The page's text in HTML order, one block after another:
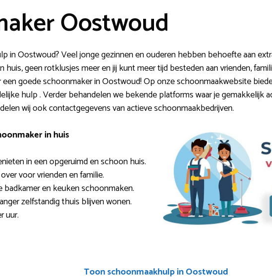
Oostwoud
in Oostwoud? Veel jonge gezinnen en ouderen hebben behoefte aan
geen rotklusjes meer en jij kunt meer tijd besteden aan vrienden,
goede schoonmaker in Oostwoud! Op onze schoonmaakwebsite
hulp . Verder behandelen we bekende platforms waar je gemakkelijk
wij ook contactgegevens van actieve schoonmaakbedrijven.
in huis
in een opgeruimd en schoon huis.
voor vrienden en familie.
en keuken schoonmaken.
zelfstandig thuis blijven wonen.
uur.
Toon schoonmaakhulp in Oostwoud